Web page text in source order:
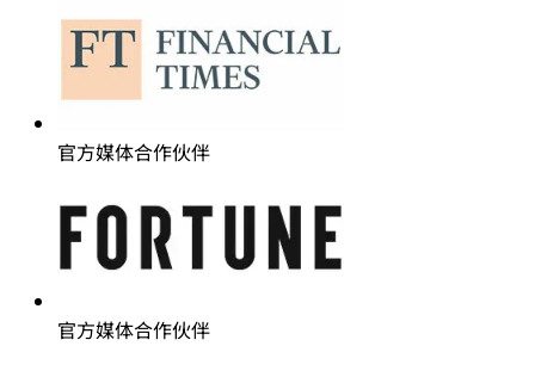
官方媒体合作伙伴
官方媒体合作伙伴